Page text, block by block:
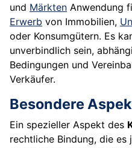
und Märkten Anwendung
Erwerb von Immobilien,
oder Konsumgütern. Es
unverbindlich sein,
Bedingungen und
Verkäufer.
Besondere
Ein spezieller Aspekt des
rechtliche Bindung, die